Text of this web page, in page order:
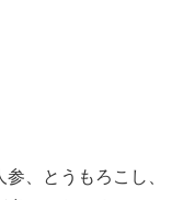
、とうもろこし、